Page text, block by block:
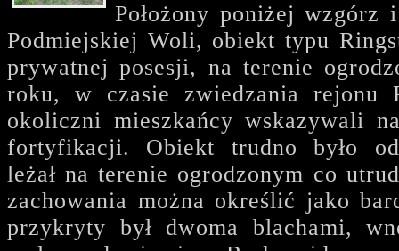
Położony poniżej wzgórz
Podmiejskiej Woli, obiekt typu
prywatnej posesji, na terenie
roku, w czasie zwiedzania rejonu
okoliczni mieszkańcy wskazywali
fortyfikacji. Obiekt trudno było
leżał na terenie ogrodzonym co
zachowania można określić jako
przykryty był dwoma blachami,